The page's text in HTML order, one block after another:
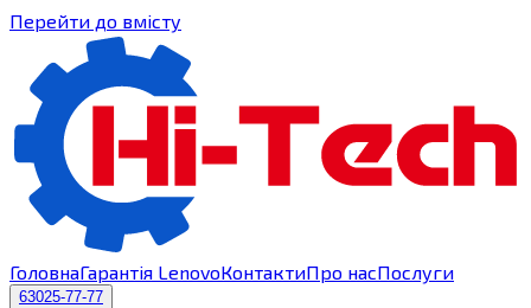
Перейти до вмісту
ГоловнаГарантія LenovoКонтактиПро насПослуги
63025-77-77